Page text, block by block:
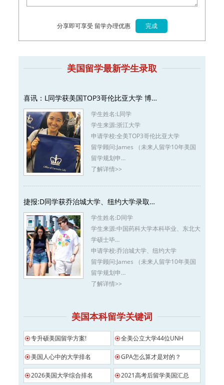
分享即可享受 留学办理优惠
美国留学最新学生录取
喜讯：L同学获美国TOP3哥伦比亚大学 博…
学生姓名:L同学
学生来源:浙江大学
申请学校:全美TOP3哥伦比亚大学
留学顾问:James （未来人留学10年美国
留学规划申…
了解详情>>
捷报:D同学获乔治城大学、纽约大学录取…
学生姓名:D同学
学生来源:中国药科大学本科毕业、东北大
学硕士毕…
申请学校:乔治城大学、纽约大学
留学顾问:James （未来人留学10年美国
留学规划申…
了解详情>>
美国本科留学关键词
专升硕美国留学方案! 全美公立大学44位UNH
美国人心中的大学排名 GPA怎么算才是对的？
2026美国大学综合排名 2021高考后留学美国汇总